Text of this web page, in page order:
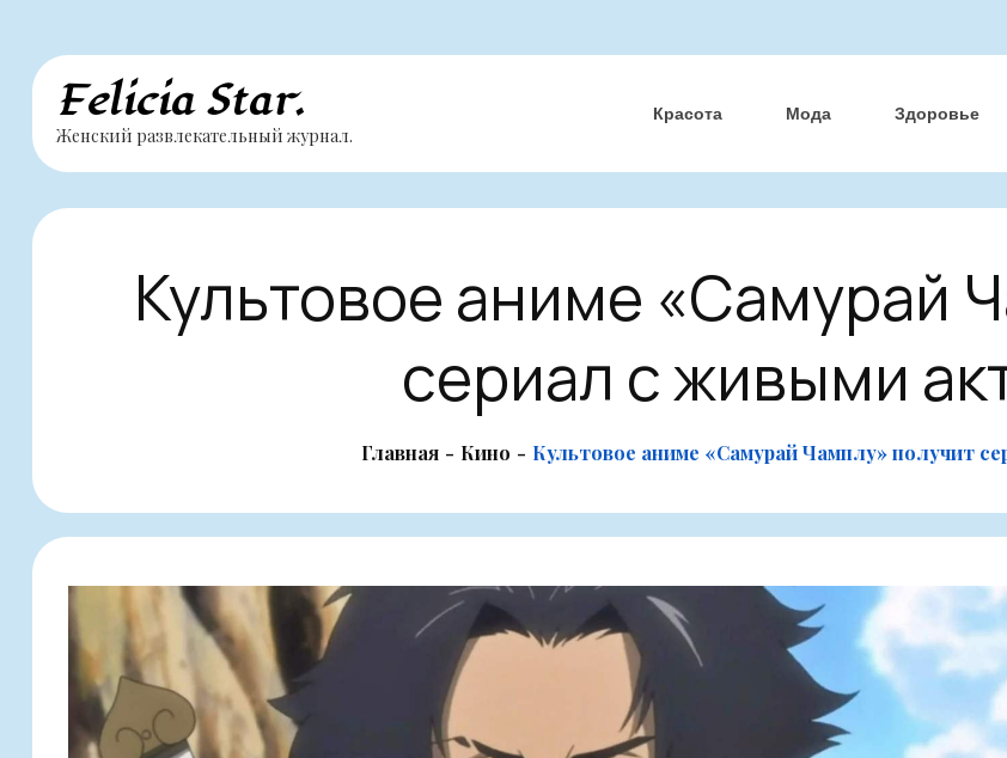
Перейти
содержимому
Felicia Star.
Женский развлекательный журнал.
Красота Мода Здоровье
Культовое аниме «Самурай
сериал с живыми
Главная Кино Культовое аниме «Самурай Чамплу» получит